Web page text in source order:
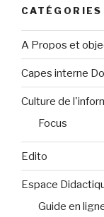
CATÉGORIES
A Propos et
Capes interne
Culture de
Focus
Edito
Espace
Guide en